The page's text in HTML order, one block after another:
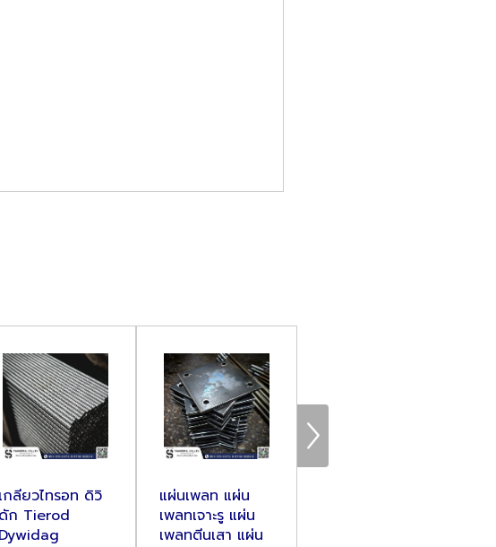
เกลียวไทรอท ดิวิ
ดัก Tierod
Dywidag
แผ่นเพลท แผ่น
เพลทเจาะรู แผ่น
เพลทตีนเสา แผ่น